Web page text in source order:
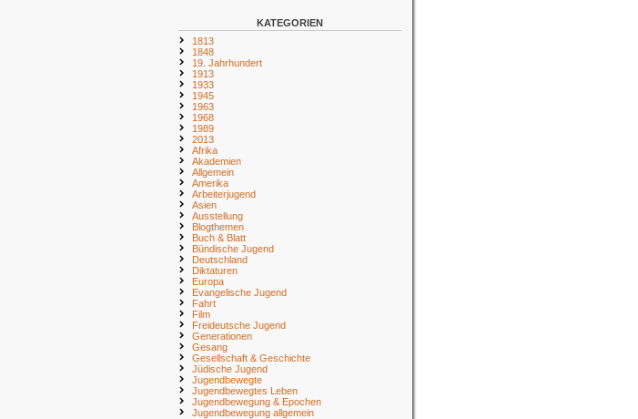
KATEGORIEN
1813
1848
19. Jahrhundert
1913
1933
1945
1963
1968
1989
2013
Afrika
Akademien
Allgemein
Amerika
Arbeiterjugend
Asien
Ausstellung
Blogthemen
Buch & Blatt
Bündische Jugend
Deutschland
Diktaturen
Europa
Evangelische Jugend
Fahrt
Film
Freideutsche Jugend
Generationen
Gesang
Gesellschaft & Geschichte
Jüdische Jugend
Jugendbewegte
Jugendbewegtes Leben
Jugendbewegung & Epochen
Jugendbewegung allgemein